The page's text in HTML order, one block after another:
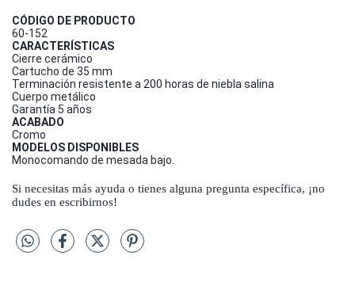
CÓDIGO DE PRODUCTO
60-152
CARACTERÍSTICAS
Cierre cerámico
Cartucho de 35 mm
Terminación resistente a 200 horas de niebla salina
Cuerpo metálico
Garantía 5 años
ACABADO
Cromo
MODELOS DISPONIBLES
Monocomando de mesada bajo.
Si necesitas más ayuda o tienes alguna pregunta específica, ¡no
dudes en escribirnos!